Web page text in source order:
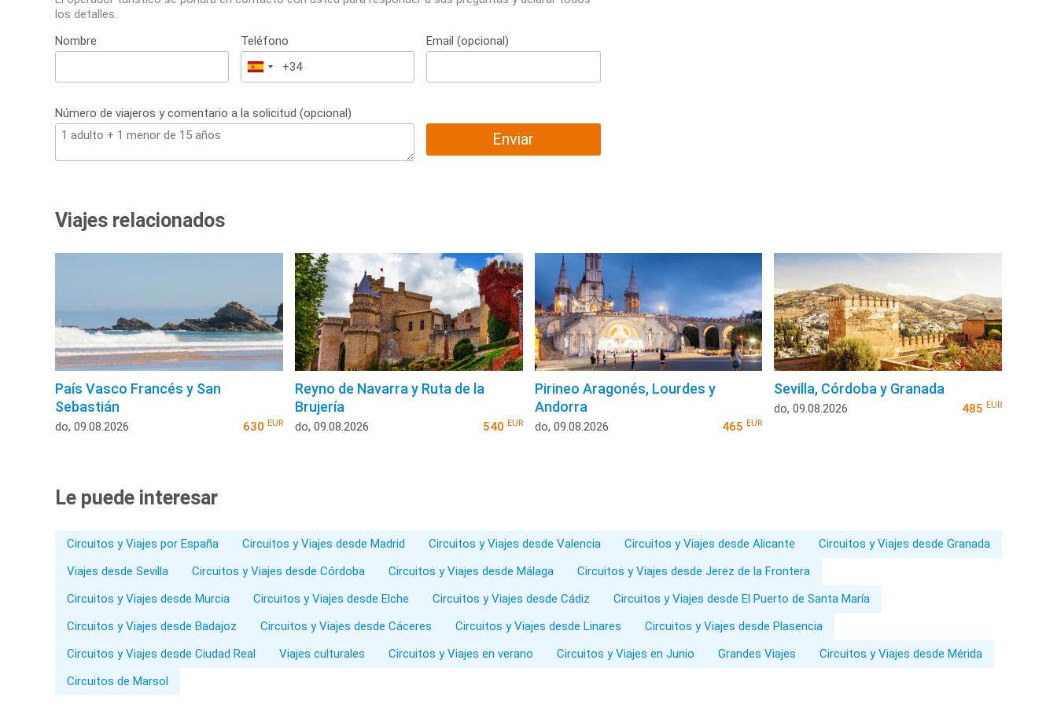
los detalles.
Nombre
Teléfono
España
+34
Email (opcional)
Número de viajeros y comentario a la solicitud (opcional)
Enviar
Viajes relacionados
País Vasco Francés y San
Sebastián
do, 09.08.2026 630 EUR
Reyno de Navarra y Ruta de la
Brujería
do, 09.08.2026 540 EUR
Pirineo Aragonés, Lourdes y
Andorra
do, 09.08.2026 465EUR
Sevilla, Córdoba y Granada
do, 09.08.2026 485 EUR
Le puede interesar
Circuitos y Viajes por España Circuitos y Viajes desde Madrid Circuitos y Viajes desde Valencia Circuitos y Viajes desde Alicante
Circuitos y Viajes desde Granada
Viajes desde Sevilla
Circuitos y Viajes desde Córdoba Circuitos y Viajes desde Málaga
Circuitos y Viajes desde Jerez de la Frontera
Circuitos y Viajes desde Murcia
Circuitos y Viajes desde Elche Circuitos y Viajes desde Cádiz
Circuitos y Viajes desde El Puerto de Santa María
Circuitos y Viajes desde Badajoz
Circuitos y Viajes desde Cáceres Circuitos y Viajes desde Linares
Circuitos y Viajes desde Plasencia
Circuitos y Viajes desde Ciudad Real
Viajes culturales Circuitos y Viajes en verano Circuitos y Viajes en Junio Grandes Viajes
Circuitos y Viajes desde Mérida
Circuitos de Marsol